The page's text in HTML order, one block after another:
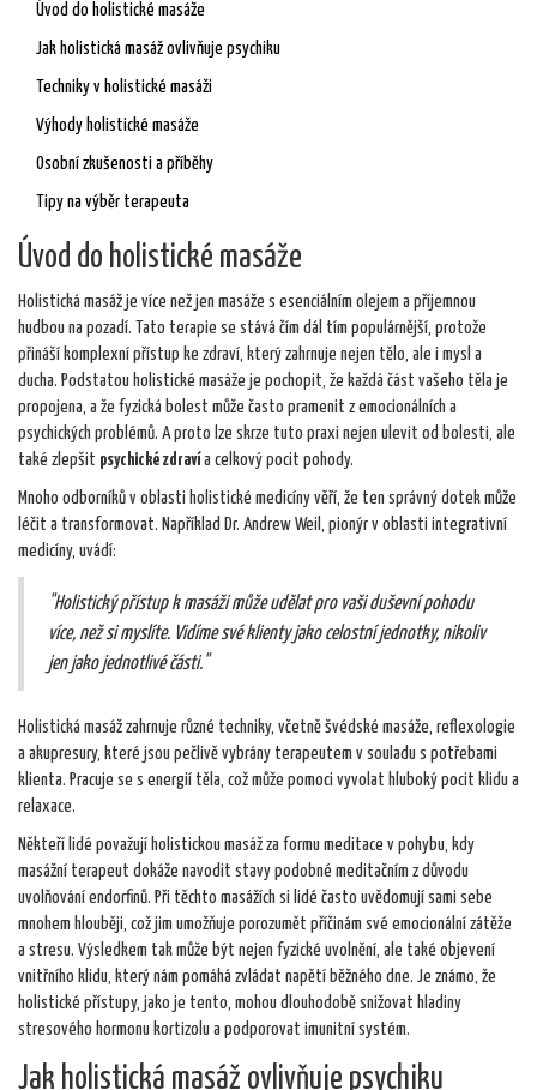
Úvod do holistické masáže
Jak holistická masáž ovlivňuje psychiku
Techniky v holistické masáži
Výhody holistické masáže
Osobní zkušenosti a příběhy
Tipy na výběr terapeuta
Úvod do holistické masáže
Holistická masáž je více než jen masáže s esenciálním olejem a příjemnou
hudbou na pozadí. Tato terapie se stává čím dál tím populárnější, protože
přináší komplexní přístup ke zdraví, který zahrnuje nejen tělo, ale i mysl a
ducha. Podstatou holistické masáže je pochopit, že každá část vašeho těla je
propojena, a že fyzická bolest může často pramenit z emocionálních a
psychických problémů. A proto lze skrze tuto praxi nejen ulevit od bolesti, ale
také zlepšit psychické zdraví a celkový pocit pohody.
Mnoho odborníků v oblasti holistické medicíny věří, že ten správný dotek může
léčit a transformovat. Například Dr. Andrew Weil, pionýr v oblasti integrativní
medicíny, uvádí:
"Holistický přístup k masáži může udělat pro vaši duševní pohodu
více, než si myslíte. Vidíme své klienty jako celostní jednotky, nikoliv
jen jako jednotlivé části."
Holistická masáž zahrnuje různé techniky, včetně švédské masáže, reflexologie
a akupresury, které jsou pečlivě vybrány terapeutem v souladu s potřebami
klienta. Pracuje se s energií těla, což může pomoci vyvolat hluboký pocit klidu a
relaxace.
Někteří lidé považují holistickou masáž za formu meditace v pohybu, kdy
masážní terapeut dokáže navodit stavy podobné meditačním z důvodu
uvolňování endorfinů. Při těchto masážích si lidé často uvědomují sami sebe
mnohem hlouběji, což jim umožňuje porozumět příčinám své emocionální zátěže
a stresu. Výsledkem tak může být nejen fyzické uvolnění, ale také objevení
vnitřního klidu, který nám pomáhá zvládat napětí běžného dne. Je známo, že
holistické přístupy, jako je tento, mohou dlouhodobě snižovat hladiny
stresového hormonu kortizolu a podporovat imunitní systém.
Jak holistická masáž ovlivňuje psychiku